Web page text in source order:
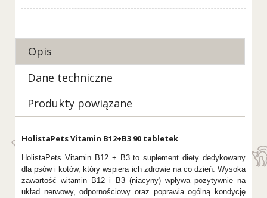
Opis
Dane techniczne
Produkty powiązane
HolistaPets Vitamin B12+B3 90 tabletek
HolistaPets Vitamin B12 + B3 to suplement diety dedykowany
dla psów i kotów, który wspiera ich zdrowie na co dzień. Wysoka
zawartość witamin B12 i B3 (niacyny) wpływa pozytywnie na
układ nerwowy, odpornościowy oraz poprawia ogólną kondycję